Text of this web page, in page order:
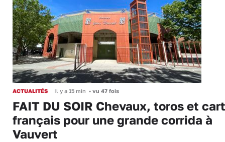
ACTUALITÉS Il y a 15 min • vu 47 fois
FAIT DU SOIR Chevaux, toros et
français pour une grande corrida à
Vauvert